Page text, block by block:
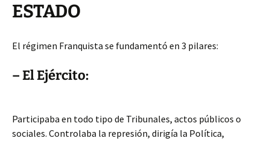
ESTADO
El régimen Franquista se fundamentó en 3 pilares:
– El Ejército:
Participaba en todo tipo de Tribunales, actos públicos o
sociales. Controlaba la represión, dirigía la Política,